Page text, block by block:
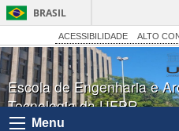
BRASIL
ACESSIBILIDADE ALTO
Escola de Engenharia e
Tecnologia da UFPR
Menu